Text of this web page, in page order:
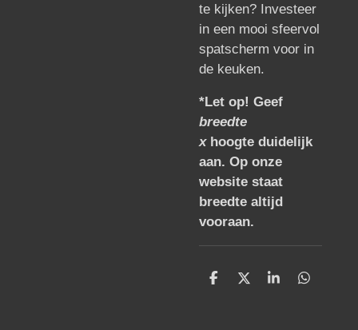
te kijken? Investeer
in een mooi sfeervol
spatscherm voor in
de keuken.
*Let op! Geef
breedte
x hoogte duidelijk
aan. Op onze
website staat
breedte altijd
vooraan.
D
D
S
D